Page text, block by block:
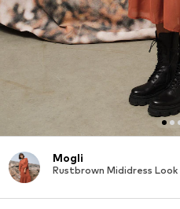
Mogli
Rustbrown Mididress Look